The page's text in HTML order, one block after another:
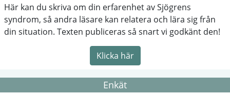
Här kan du skriva om din erfarenhet av Sjögrens
syndrom, så andra läsare kan relatera och lära sig från
din situation. Texten publiceras så snart vi godkänt den!
Klicka här
Enkät